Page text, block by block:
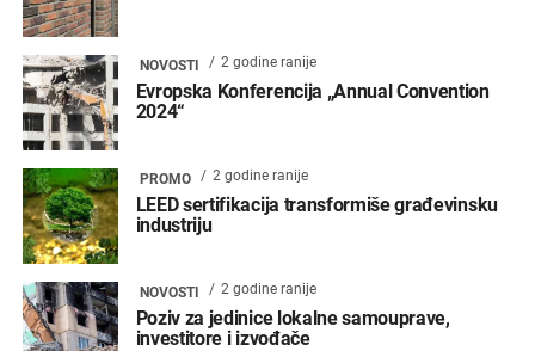
NOVOSTI 2 godine ranije
Evropska Konferencija „Annual Convention
2024“
PROMO 2 godine ranije
LEED sertifikacija transformiše građevinsku
industriju
NOVOSTI 2 godine ranije
Poziv za jedinice lokalne samouprave,
investitore i izvođače